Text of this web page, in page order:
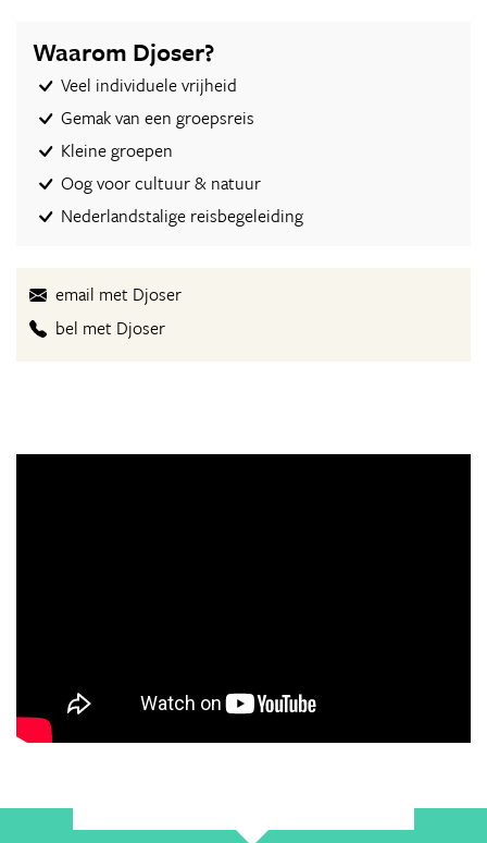
Waarom Djoser?
Veel individuele vrijheid
Gemak van een groepsreis
Kleine groepen
Oog voor cultuur & natuur
Nederlandstalige reisbegeleiding
email met Djoser
bel met Djoser